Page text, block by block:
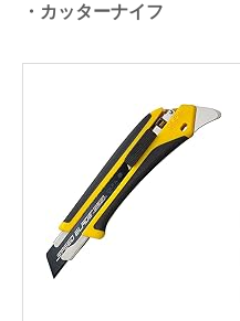
・カッターナイフ